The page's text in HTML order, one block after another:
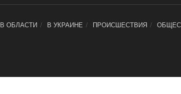
В ОБЛАСТИ В УКРАИНЕ ПРОИСШЕСТВИЯ